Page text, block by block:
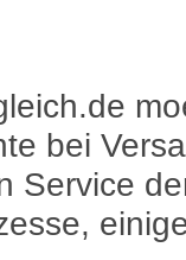
bei
Service